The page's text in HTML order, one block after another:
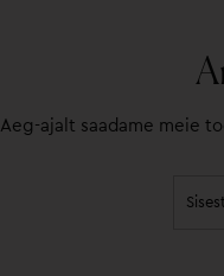
Aeg-ajalt saadame meie